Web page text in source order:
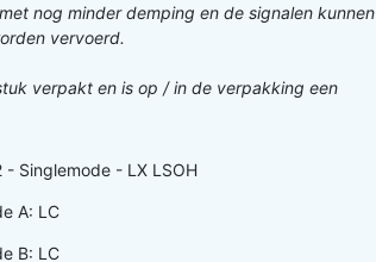
nog minder demping en de signalen kunnen
vervoerd.
verpakt en is op / in de verpakking een
- Singlemode - LX LSOH
A: LC
B: LC